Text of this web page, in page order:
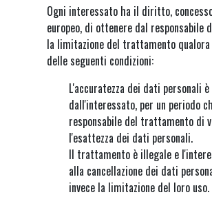
Ogni interessato ha il diritto,
europeo, di ottenere dal
la limitazione del trattamento qualora
delle seguenti condizioni:
L'accuratezza dei dati personali
dall'interessato, per un periodo
responsabile del trattamento di
l'esattezza dei dati personali.
Il trattamento è illegale e
alla cancellazione dei dati
invece la limitazione del loro uso.